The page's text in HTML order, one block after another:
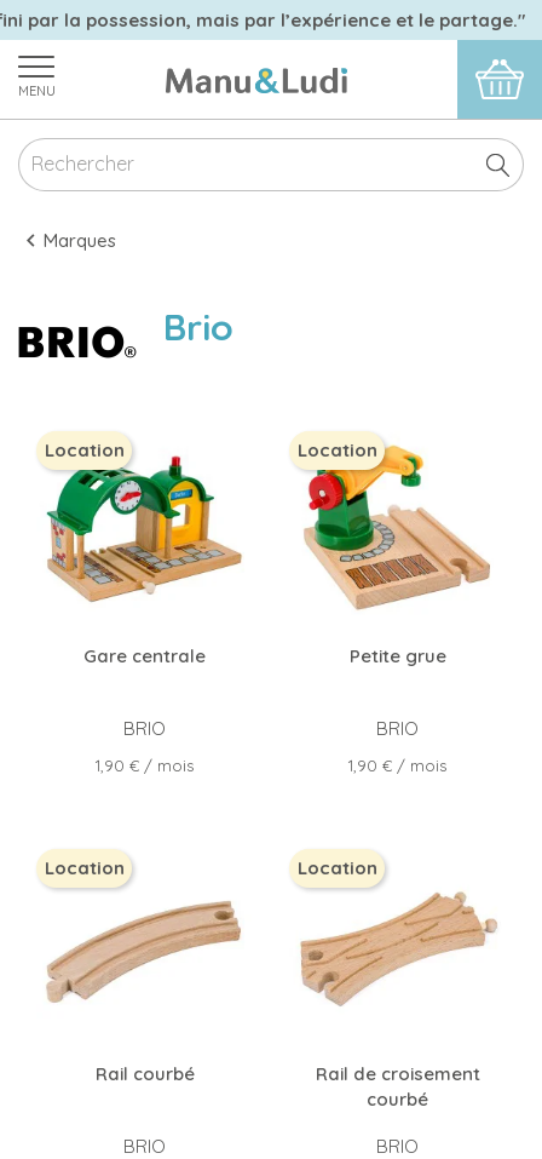
par la possession, mais par l’expérience et le partage."
MENU
Marques
Brio
Gare centrale
BRIO
Prix
1,90 € / mois
Location
Petite grue
BRIO
Prix
1,90 € / mois
Location
Rail courbé
BRIO
Location
Rail de croisement
courbé
BRIO
Location